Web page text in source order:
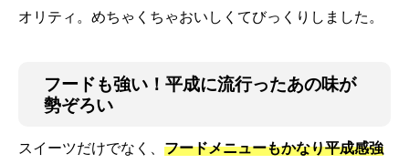
オリティ。めちゃくちゃおいしくてびっくりしました。
フードも強い！平成に流行ったあの味が
勢ぞろい
スイーツだけでなく、 フードメニューもかなり平成感強